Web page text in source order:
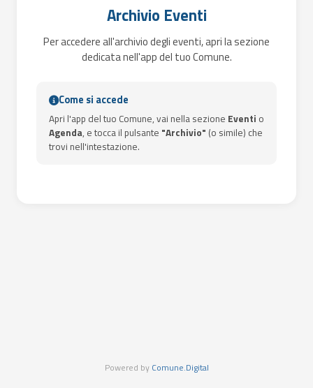
Archivio Eventi
Per accedere all'archivio degli eventi, apri la sezione
dedicata nell'app del tuo Comune.
Come si accede
Apri l'app del tuo Comune, vai nella sezione Eventi o
Agenda, e tocca il pulsante "Archivio" (o simile) che
trovi nell'intestazione.
Powered by Comune.Digital